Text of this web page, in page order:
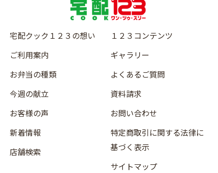
宅配クック１２３の想い
ご利用案内
お弁当の種類
今週の献立
お客様の声
新着情報
店舗検索
１２３コンテンツ
ギャラリー
よくあるご質問
資料請求
お問い合わせ
特定商取引に関する法律に
基づく表示
サイトマップ